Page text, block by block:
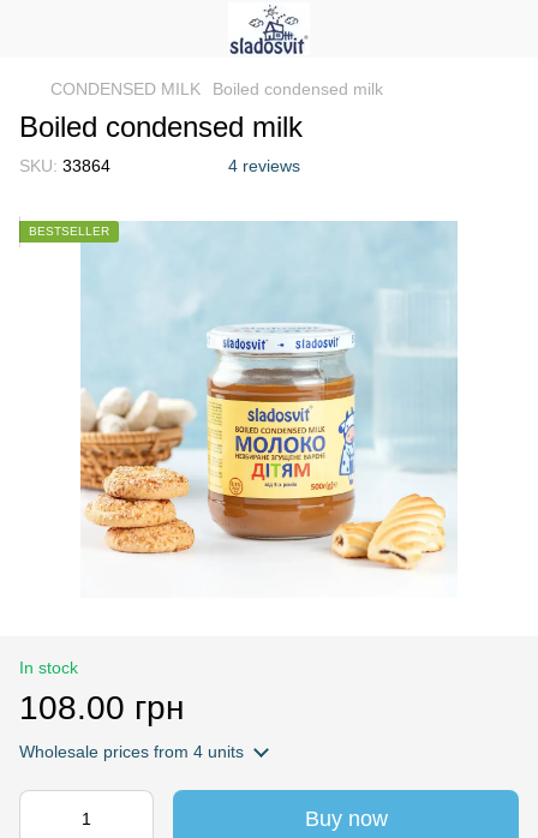
CONDENSED MILK Boiled condensed milk
Boiled condensed milk
SKU: 33864 4 reviews
BESTSELLER
In stock
108.00 грн
Wholesale prices from 4 units
Buy now